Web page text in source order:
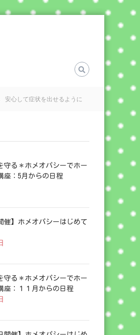
安心して症状を出せるように
守る＊ホメオパシーでホー
座：5月からの日程
催】ホメオパシーはじめて
守る＊ホメオパシーでホー
座：１１月からの日程